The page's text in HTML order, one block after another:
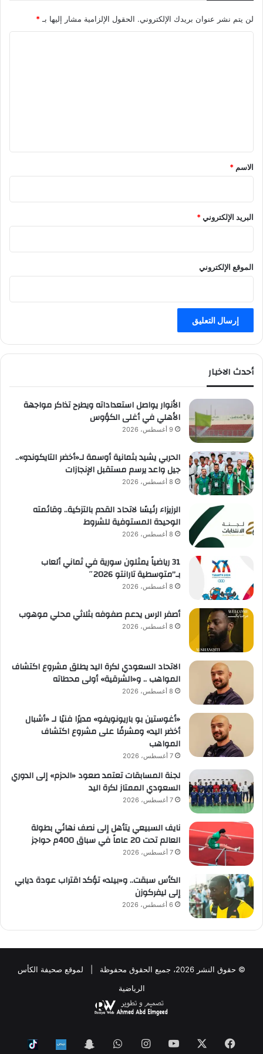
لن يتم نشر عنوان بريدك الإلكتروني. الحقول الإلزامية مشار إليها بـ *
*
الاسم *
البريد الإلكتروني*
الموقع الإلكتروني
أحدث الاخبار
الأنوار يواصل استعداداته ويطرح تذاكر مواجهة
الأهلي في أغلى الكؤوس
9 أغسطس، 2026
الحربي يشيد بثمانية أوسمة لـ«أخضر التايكوندو»..
جيل واعد يرسم مستقبل الإنجازات
8 أغسطس، 2026
الرزيزاء رئيسًا لاتحاد القدم بالتزكية.. وقائمته
الوحيدة المستوفية للشروط
8 أغسطس، 2026
31 رياضياً يمثلون سورية في ثماني ألعاب
بـ”متوسطية تارانتو 2026″
8 أغسطس، 2026
أصفر الرس يدعم صفوفه بثلاثي محلي موهوب
8 أغسطس، 2026
الاتحاد السعودي لكرة اليد يطلق مشروع اكتشاف
المواهب .. و«الشرقية» أولى محطاته
8 أغسطس، 2026
«أغوستين بو باريونويفو» مديرًا فنيًا لـ «أشبال
أخضر اليد» ومشرفًا على مشروع اكتشاف
المواهب
7 أغسطس، 2026
لجنة المسابقات تعتمد صعود «الحزم» إلى الدوري
السعودي الممتاز لكرة اليد
7 أغسطس، 2026
نايف السبيعي يتأهل إلى نصف نهائي بطولة
العالم تحت 20 عاماً في سباق 400م حواجز
7 أغسطس، 2026
الكأس سبقت.. و«بيلد» تؤكد اقتراب عودة ديابي
إلى ليفركوزن
6 أغسطس، 2026
© حقوق النشر 2026، جميع الحقوق محفوظة | لموقع صحيفة الكأس
الرياضية
فيسبوك ‫YouTubeانستقرامواتساب Snapchat
Nabd